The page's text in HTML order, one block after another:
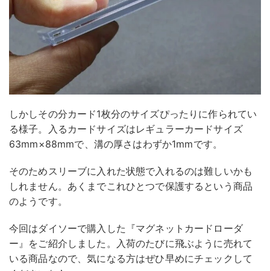
しかしその分カード1枚分のサイズぴったりに作られてい
る様子。入るカードサイズはレギュラーカードサイズ
63mm×88mmで、溝の厚さはわずか1mmです。
そのためスリーブに入れた状態で入れるのは難しいかも
しれません。あくまでこれひとつで保護するという商品
のようです。
今回はダイソーで購入した『マグネットカードローダ
ー』をご紹介しました。入荷のたびに飛ぶように売れて
いる商品なので、気になる方はぜひ早めにチェックして